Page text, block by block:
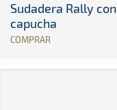
Sudadera Rally con
capucha
COMPRAR